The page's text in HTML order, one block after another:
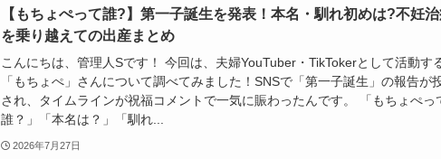
【もちょぺって誰?】第一子誕生を発表！本名・馴れ初めは?不妊
を乗り越えての出産まとめ
こんにちは、管理人Sです！ 今回は、夫婦YouTuber・TikTokerとして活動す
「もちょぺ」さんについて調べてみました！SNSで「第一子誕生」の報告が
され、タイムラインが祝福コメントで一気に賑わったんです。 「もちょぺっ
誰？」「本名は？」「馴れ...
2026年7月27日